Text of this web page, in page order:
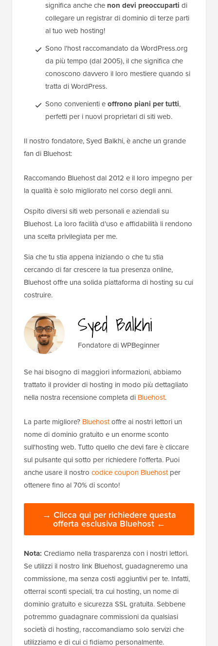
significa anche che non devi preoccuparti di
collegare un registrar di dominio di terze parti
al tuo web hosting!
Sono l'host raccomandato da WordPress.org
da più tempo (dal 2005), il che significa che
conoscono davvero il loro mestiere quando si
tratta di WordPress.
Sono convenienti eoffrono piani per tutti,
perfetti per i nuovi proprietari di siti web.
Il nostro fondatore, Syed Balkhi, è anche un grande
fan di Bluehost:
Raccomando Bluehost dal 2012 e il loro impegno per
la qualità è solo migliorato nel corso degli anni.
Ospito diversi siti web personali e aziendali su
Bluehost. La loro facilità d'uso e affidabilità li rendono
una scelta privilegiata per me.
Sia che tu stia appena iniziando o che tu stia
cercando di far crescere la tua presenza online,
Bluehost offre una solida piattaforma di hosting su cui
costruire.
Fondatore di WPBeginner
Se hai bisogno di maggiori informazioni, abbiamo
trattato il provider di hosting in modo più dettagliato
nella nostra recensione completa di Bluehost.
La parte migliore? Bluehostoffre ai nostri lettori un
nome di dominio gratuito e un enorme sconto
sull'hosting web. Tutto quello che devi fare è cliccare
sul pulsante qui sotto per richiedere l'offerta. Puoi
anche usare il nostro codice coupon Bluehostper
ottenere fino al 70% di sconto!
→ Clicca qui per richiedere questa
offerta esclusiva Bluehost ←
Nota: Crediamo nella trasparenza con i nostri lettori.
Se utilizzi il nostro link Bluehost, guadagneremo una
commissione, ma senza costi aggiuntivi per te. Infatti,
otterrai sconti speciali, tra cui hosting, un nome di
dominio gratuito e sicurezza SSL gratuita. Sebbene
potremmo guadagnare commissioni da qualsiasi
società di hosting, raccomandiamo solo servizi che
utilizziamo e di cui ci fidiamo personalmente.